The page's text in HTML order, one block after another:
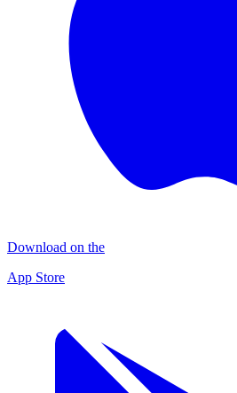
Download on the
App Store